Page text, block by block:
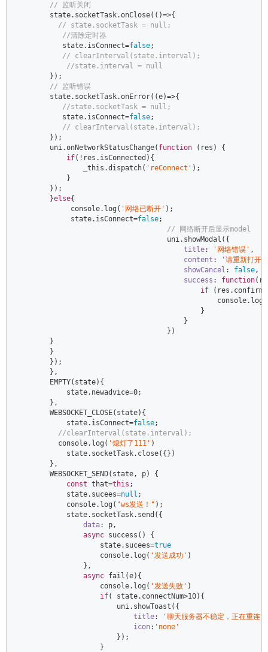
// 监听关闭
        state.socketTask.onClose(
()=>{
// state.socketTask = null;
//清除定时器
           state.isConnect=
false;
// clearInterval(state.interval);
//state.interval = null
        });
// 监听错误
        state.socketTask.onError(
(e)=>{
//state.socketTask = null;
           state.isConnect=
false;
// clearInterval(state.interval);
        });
        uni.onNetworkStatusChange(
function ( res ) {
if(!res.isConnected){
                _this.dispatch(
'reConnect' );
            }
        });
        }
else{
console.log( '网络已断开' );
             state.isConnect=
false;
// 网络断开后显示model
                                    uni.showModal({
title: '网络错误' ,
content :
'请重新打开
showCancel : false,
success : function(
if
console.log(
                                            }
                                        }
                                    })
        }
        }
        });
        },
        EMPTY(state){
            state.newadvice=
0;
        },
        WEBSOCKET_CLOSE(state){
            state.isConnect=
false;
//clearInterval(state.interval);
console.log( '熄灯了111' )
            state.socketTask.close({})
        },
        WEBSOCKET_SEND(state, p) {
const that=this ;
            state.sucees=
null ;
console.log( "ws发送！" );
            state.socketTask.send({
data: p,
async success() {
                    state.sucees=
true
console.log( '发送成功' )
                },
async fail(e){
console.log( '发送失败' )
if( state.connectNum>10){
                        uni.showToast({
title:
'聊天服务器不稳定，正在重
icon: 'none'
                        });
                    }